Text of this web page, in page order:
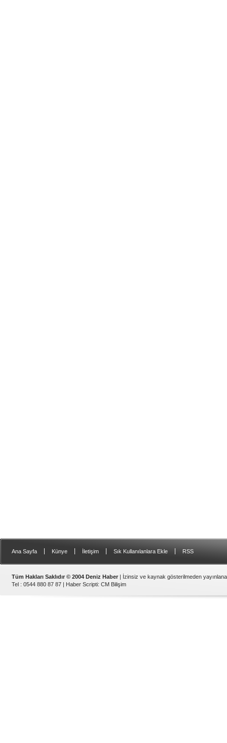
Ana Sayfa Künye İletişim Sık Kullanılanlara Ekle RSS
Tüm Hakları Saklıdır © 2004 Deniz Haber | İzinsiz ve kaynak gösterilmeden
Tel : 0544 880 87 87 | Haber Scripti: CM Bilişim